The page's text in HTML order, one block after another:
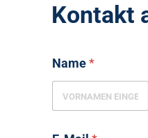
Kontakt
Name*